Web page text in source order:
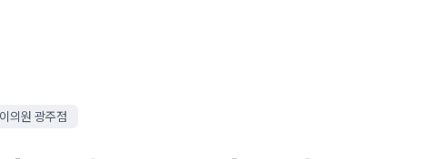
의원 광주점